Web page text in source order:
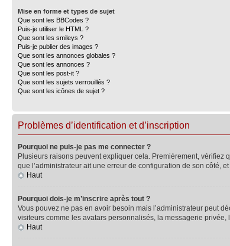
Mise en forme et types de sujet
Que sont les BBCodes ?
Puis-je utiliser le HTML ?
Que sont les smileys ?
Puis-je publier des images ?
Que sont les annonces globales ?
Que sont les annonces ?
Que sont les post-it ?
Que sont les sujets verrouillés ?
Que sont les icônes de sujet ?
Problèmes d’identification et d’inscription
Pourquoi ne puis-je pas me connecter ?
Plusieurs raisons peuvent expliquer cela. Premièrement, vérifiez
que l’administrateur ait une erreur de configuration de son côté,
Haut
Pourquoi dois-je m’inscrire après tout ?
Vous pouvez ne pas en avoir besoin mais l’administrateur peut
visiteurs comme les avatars personnalisés, la messagerie privée,
Haut